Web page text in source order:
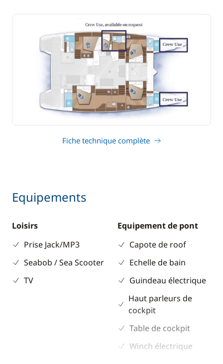
Fiche technique complète
Equipements
Loisirs
Prise Jack/MP3
Seabob / Sea Scooter
TV
Equipement de pont
Capote de roof
Echelle de bain
Guindeau électrique
Haut parleurs de
cockpit
Table de cockpit
Winch électrique